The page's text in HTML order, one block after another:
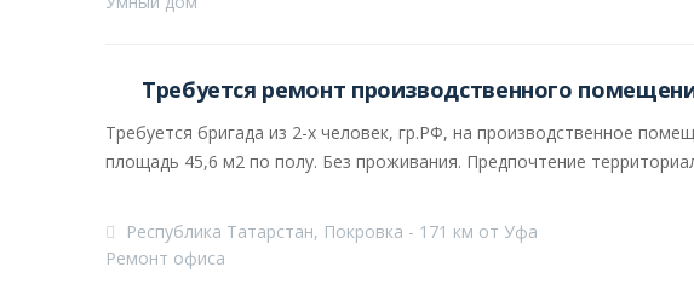
Требуется ремонт производственного
Требуется бригада из 2-х человек, гр.РФ, на производственное
площадь 45,6 м2 по полу. Без проживания. Предпочтение
Республика Татарстан, Покровка - 171 км от Уфа
Ремонт офиса